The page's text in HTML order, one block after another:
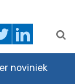
noviniek